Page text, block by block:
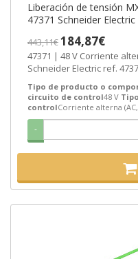
Liberación de tensión
47371 Schneider
443,11€184,87€
47371 | 48 V Corriente alterna (AC, CA) Bobina de disparo de
Schneider Electric ref.
Tipo de producto o
circuito de control48 V
controlCorriente alterna (AC,
-